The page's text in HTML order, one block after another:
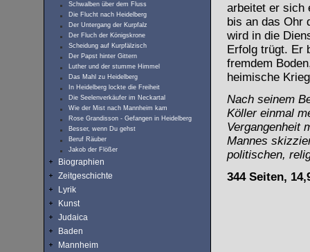
Schwalben über dem Fluss
Die Flucht nach Heidelberg
Der Untergang der Kurpfalz
Der Fluch der Königskrone
Scheidung auf Kurpfälzisch
Der Papst hinter Gittern
Luther und der stumme Himmel
Das Mahl zu Heidelberg
In Heidelberg lockte die Freiheit
Die Seelenverkäufer im Neckartal
Wie der Mist nach Mannheim kam
Rose Grandisson - Gefangen in Heidelberg
Besser, wenn Du gehst
Beruf Räuber
Jakob der Flößer
Biographien
Zeitgeschichte
Lyrik
Kunst
Judaica
Baden
Mannheim
arbeitet er sich
bis an das Ohr
wird in die
Erfolg trügt. Er
fremdem
heimische
Nach seinem
Köller einmal
Vergangenheit
Mannes
politischen,
344 Seiten,